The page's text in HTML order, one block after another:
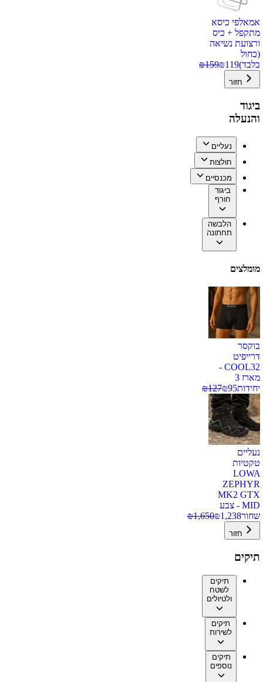
אמאלפי כיסא
מתקפל + כיס
ורצועת נשיאה
(כחול
בלבד)
₪119
₪159
חזור
ביגוד
והנעלה
נעליים
חולצות
מכנסיים
ביגוד
חורף
הלבשה
תחתונה
מומלצים
בוקסר
דרייפיט
COOL32 -
מארז 3
יחידות
₪95
₪127
נעליים
טקטיות
LOWA
ZEPHYR
MK2 GTX
MID - צבע
שחור
₪1,238
₪1,650
חזור
תיקים
תיקים
לשטח
ולטיולים
תיקים
לשירות
תיקים
נוספים